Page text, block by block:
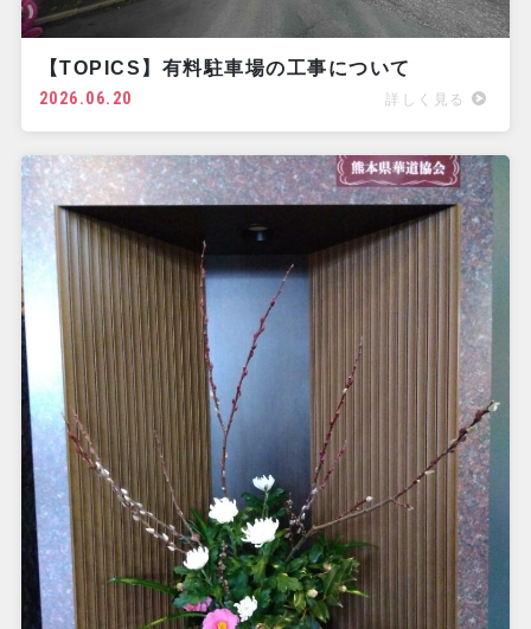
【TOPICS】有料駐車場の工事について
2026.06.20 詳しく見る